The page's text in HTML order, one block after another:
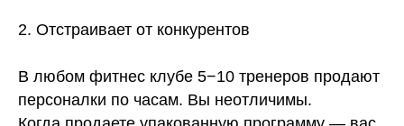
2. Отстраивает от конкурентов
В любом фитнес клубе 5−10 тренеров продают
персоналки по часам. Вы неотличимы.